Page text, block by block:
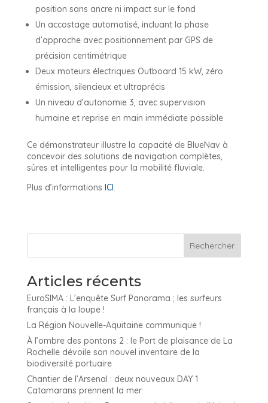
position sans ancre ni impact sur le fond
Un accostage automatisé, incluant la phase
d’approche avec positionnement par GPS de
précision centimétrique
Deux moteurs électriques Outboard 15 kW, zéro
émission, silencieux et ultraprécis
Un niveau d’autonomie 3, avec supervision
humaine et reprise en main immédiate possible
Ce démonstrateur illustre la capacité de BlueNav à
concevoir des solutions de navigation complètes,
sûres et intelligentes pour la mobilité fluviale.
Plus d’informations ICI.
Articles récents
EuroSIMA : L’enquête Surf Panorama ; les surfeurs
français à la loupe !
La Région Nouvelle-Aquitaine communique !
À l’ombre des pontons 2 : le Port de plaisance de La
Rochelle dévoile son nouvel inventaire de la
biodiversité portuaire
Chantier de l’Arsenal : deux nouveaux DAY 1
Catamarans prennent la mer